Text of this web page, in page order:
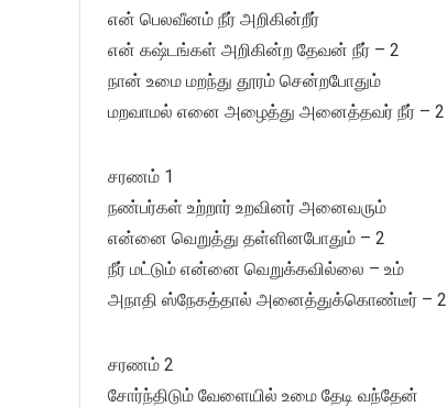
என் பெலவீனம் நீர் அறிகின்றீர்
என் கஷ்டங்கள் அறிகின்ற தேவன் நீர் – 2
நான் உமை மறந்து தூரம் சென்றபோதும்
மறவாமல் எனை அழைத்து அனைத்தவர் நீர் – 2
சரணம் 1
நண்பர்கள் உற்றார் உறவினர் அனைவரும்
என்னை வெறுத்து தள்ளினபோதும் – 2
நீர் மட்டும் என்னை வெறுக்கவில்லை – உம்
அநாதி ஸ்நேகத்தால் அனைத்துக்கொண்டீர் – 2
சரணம் 2
சோர்ந்திடும் வேளையில் உமை தேடி வந்தேன்